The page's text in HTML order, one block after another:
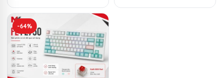
450.000 ₫.
1.080.000 ₫.
-64%